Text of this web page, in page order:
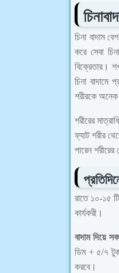
চিনা বাদাম
করে সেবা
বিক্রেতার।
চিনা বাদামে
শরীরকে অনেক
শরীরের
ফ্যাট শরীর
পারেন
রাতে ১০-১৫ টি
কার্যকরী।
বাদাম দিয়ে
ডিম + ৫/৭
করবে।